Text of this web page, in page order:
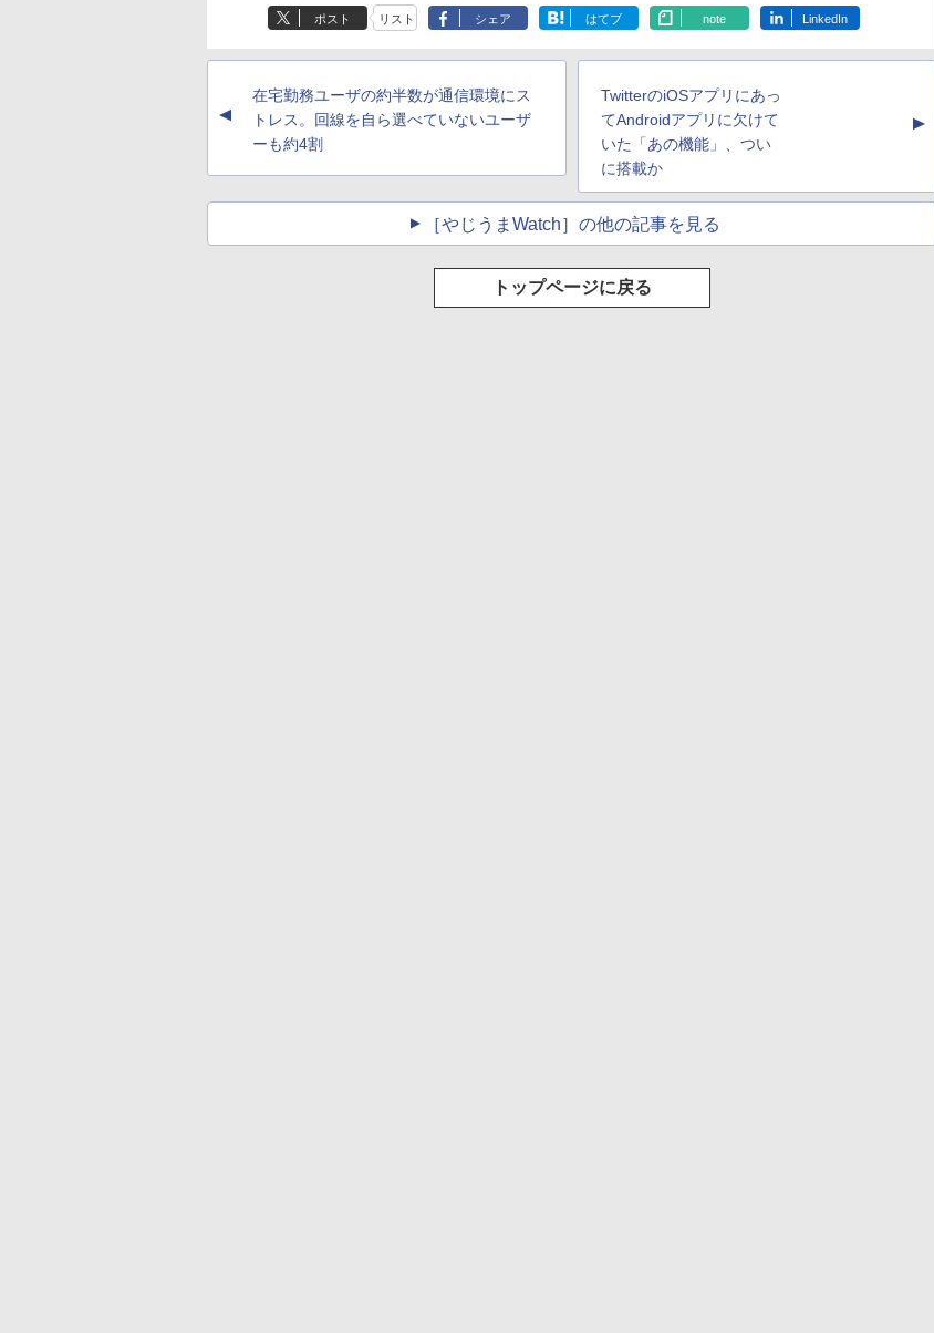
ポスト リスト シェア はてブ note LinkedIn
▲
在宅勤務ユーザの約半数が通信環境にス
トレス。回線を自ら選べていないユーザ
ーも約4割
TwitterのiOSアプリにあっ
てAndroidアプリに欠けて
いた「あの機能」、つい
に搭載か
▲
［やじうまWatch］の他の記事を見る
トップページに戻る